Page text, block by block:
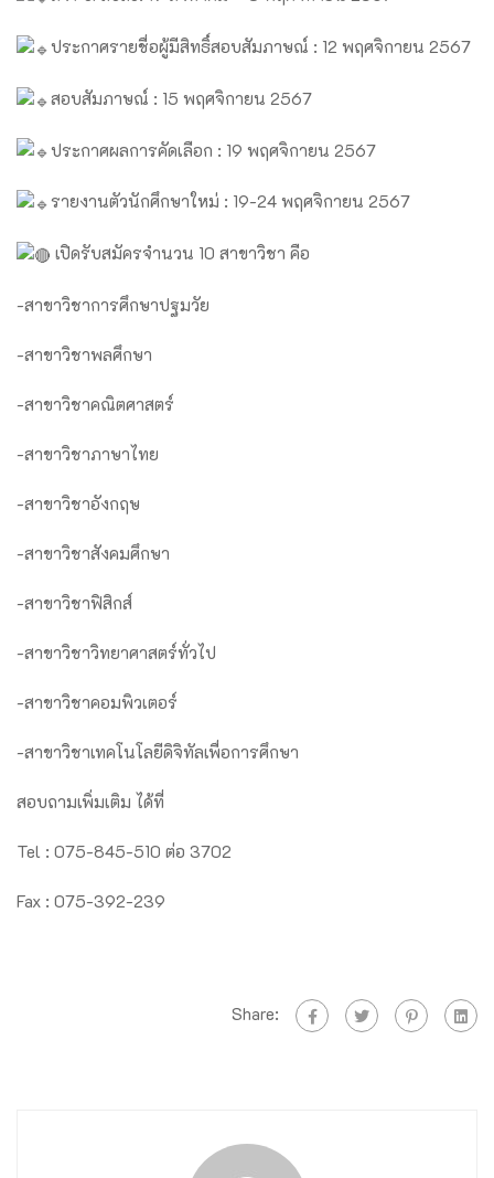
ประกาศรายชื่อผู้มีสิทธิ์สอบสัมภาษณ์ : 12 พฤศจิกายน 2567
สอบสัมภาษณ์ : 15 พฤศจิกายน 2567
ประกาศผลการคัดเลือก : 19 พฤศจิกายน 2567
รายงานตัวนักศึกษาใหม่ : 19-24 พฤศจิกายน 2567
เปิดรับสมัครจำนวน 10 สาขาวิชา คือ
-สาขาวิชาการศึกษาปฐมวัย
-สาขาวิชาพลศึกษา
-สาขาวิชาคณิตศาสตร์
-สาขาวิชาภาษาไทย
-สาขาวิชาอังกฤษ
-สาขาวิชาสังคมศึกษา
-สาขาวิชาฟิสิกส์
-สาขาวิชาวิทยาศาสตร์ทั่วไป
-สาขาวิชาคอมพิวเตอร์
-สาขาวิชาเทคโนโลยีดิจิทัลเพื่อการศึกษา
สอบถามเพิ่มเติม ได้ที่
Tel : 075-845-510 ต่อ 3702
Fax : 075-392-239
Share: